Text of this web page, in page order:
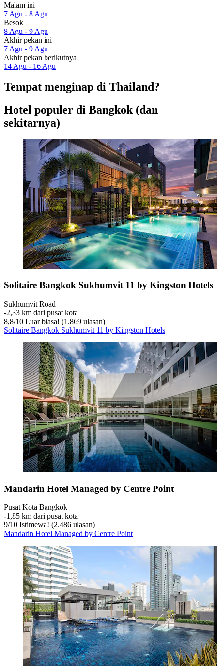
Malam ini
7 Agu - 8 Agu
Besok
8 Agu - 9 Agu
Akhir pekan ini
7 Agu - 9 Agu
Akhir pekan berikutnya
14 Agu - 16 Agu
Tempat menginap di Thailand?
Hotel populer di Bangkok (dan
sekitarnya)
Solitaire Bangkok Sukhumvit 11 by Kingston Hotels
Sukhumvit Road
‐2,33 km dari pusat kota
8,8/10 Luar biasa! (1.869 ulasan)
Solitaire Bangkok Sukhumvit 11 by Kingston Hotels
Mandarin Hotel Managed by Centre Point
Pusat Kota Bangkok
‐1,85 km dari pusat kota
9/10 Istimewa! (2.486 ulasan)
Mandarin Hotel Managed by Centre Point